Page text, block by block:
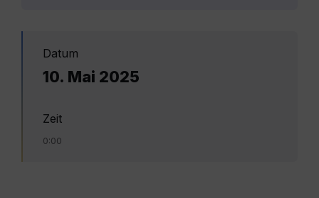
Datum
10. Mai 2025
Zeit
0:00